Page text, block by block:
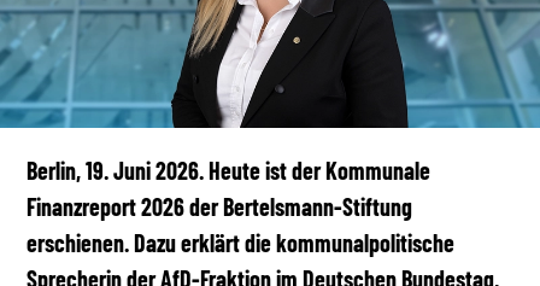
MEDIATHEK
Berlin, 19. Juni 2026. Heute ist der Kommunale
Finanzreport 2026 der Bertelsmann-Stiftung
erschienen. Dazu erklärt die kommunalpolitische
Sprecherin der AfD-Fraktion im Deutschen Bundestag,